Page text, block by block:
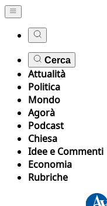
Cerca
Attualità
Politica
Mondo
Agorà
Podcast
Chiesa
Idee e Commenti
Economia
Rubriche